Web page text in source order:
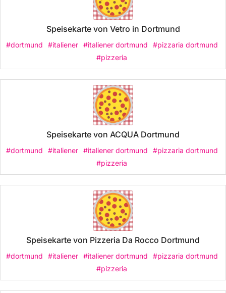
Speisekarte von Vetro in Dortmund
#dortmund #italiener #italiener dortmund
#pizzaria dortmund
#pizzeria
Speisekarte von ACQUA Dortmund
#dortmund #italiener #italiener dortmund
#pizzaria dortmund
#pizzeria
Speisekarte von Pizzeria Da Rocco Dortmund
#dortmund #italiener #italiener dortmund
#pizzaria dortmund
#pizzeria